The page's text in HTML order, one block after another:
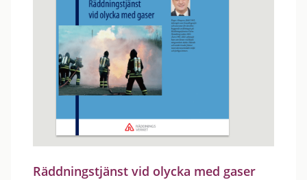
Räddningstjänst vid olycka med gaser